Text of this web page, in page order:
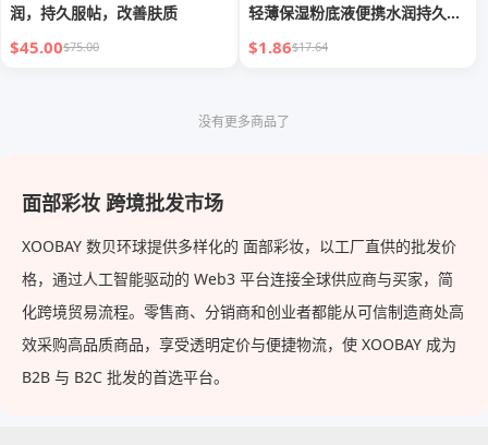
润，持久服帖，改善肤质
$45.00$75.00
轻薄保湿粉底液便携水润持久粉
底液
$1.86$17.64
没有更多商品了
面部彩妆 跨境批发市场
XOOBAY 数贝环球提供多样化的 面部彩妆，以工厂直供的批发价
格，通过人工智能驱动的 Web3 平台连接全球供应商与买家，简
化跨境贸易流程。零售商、分销商和创业者都能从可信制造商处高
效采购高品质商品，享受透明定价与便捷物流，使 XOOBAY 成为
B2B 与 B2C 批发的首选平台。